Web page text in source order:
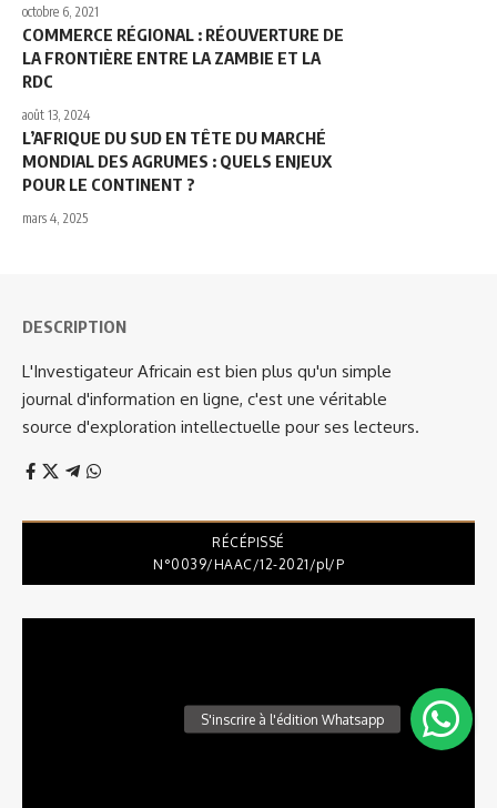
octobre 6, 2021
COMMERCE RÉGIONAL : RÉOUVERTURE DE
LA FRONTIÈRE ENTRE LA ZAMBIE ET LA
RDC
août 13, 2024
L’AFRIQUE DU SUD EN TÊTE DU MARCHÉ
MONDIAL DES AGRUMES : QUELS ENJEUX
POUR LE CONTINENT ?
mars 4, 2025
DESCRIPTION
L'Investigateur Africain est bien plus qu'un simple
journal d'information en ligne, c'est une véritable
source d'exploration intellectuelle pour ses lecteurs.
RÉCÉPISSÉ
N°0039/HAAC/12-2021/pl/P